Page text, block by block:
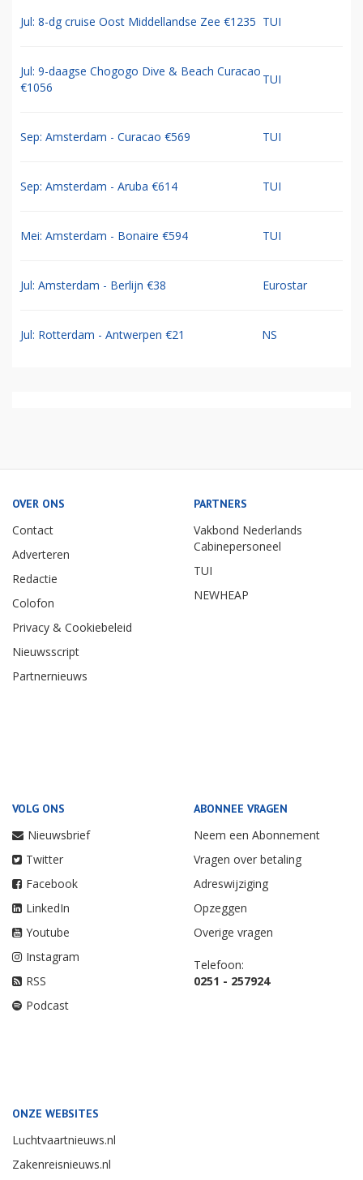
Jul: 8-dg cruise Oost Middellandse Zee €1235 TUI
Jul: 9-daagse Chogogo Dive & Beach Curacao
€1056
TUI
Sep: Amsterdam - Curacao €569 TUI
Sep: Amsterdam - Aruba €614 TUI
Mei: Amsterdam - Bonaire €594 TUI
Jul: Amsterdam - Berlijn €38 Eurostar
Jul: Rotterdam - Antwerpen €21 NS
OVER ONS
Contact
Adverteren
Redactie
Colofon
Privacy & Cookiebeleid
Nieuwsscript
Partnernieuws
PARTNERS
Vakbond Nederlands
Cabinepersoneel
TUI
NEWHEAP
VOLG ONS
Nieuwsbrief
Twitter
Facebook
LinkedIn
Youtube
Instagram
RSS
Podcast
ABONNEE VRAGEN
Neem een Abonnement
Vragen over betaling
Adreswijziging
Opzeggen
Overige vragen
Telefoon:
0251 - 257924
ONZE WEBSITES
Luchtvaartnieuws.nl
Zakenreisnieuws.nl